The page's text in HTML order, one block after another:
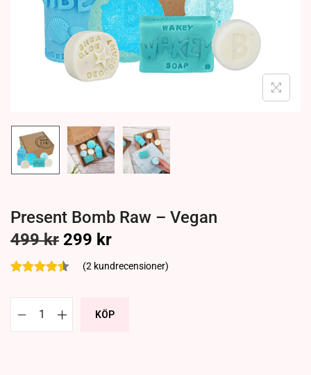
Present Bomb Raw – Vegan
499kr 299 kr
(2 kundrecensioner)
KÖP